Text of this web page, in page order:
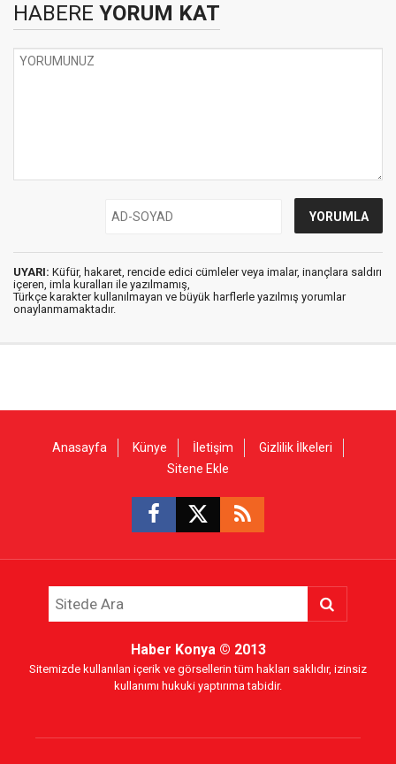
HABERE YORUM KAT
UYARI: Küfür, hakaret, rencide edici cümleler veya imalar, inançlara saldırı
içeren, imla kuralları ile yazılmamış,
Türkçe karakter kullanılmayan ve büyük harflerle yazılmış yorumlar
onaylanmamaktadır.
Anasayfa Künye İletişim
Gizlilik İlkeleri
Sitene Ekle
Haber Konya© 2013
Sitemizde kullanılan içerik ve görsellerin tüm hakları saklıdır, izinsiz
kullanımı hukuki yaptırıma tabidir.